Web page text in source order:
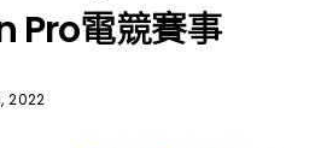
電競賽事
2022